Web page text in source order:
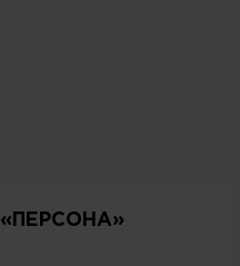
«ПЕРСОНА»